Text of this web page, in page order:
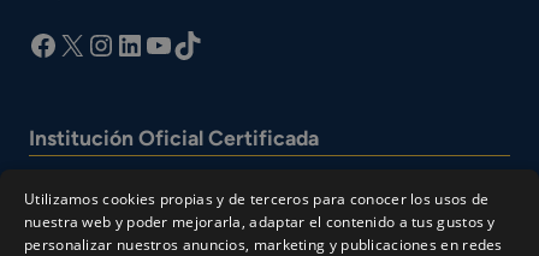
facebook
X Instagram
LinkedIn
YouTube
TikTok
Institución Oficial Certificada
Utilizamos cookies propias y de terceros para conocer los usos de
nuestra web y poder mejorarla, adaptar el contenido a tus gustos y
personalizar nuestros anuncios, marketing y publicaciones en redes